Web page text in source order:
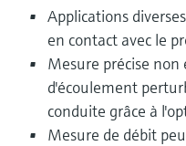
Applications
en contact avec le
Mesure précise
d'écoulement
conduite grâce à
Mesure de débit